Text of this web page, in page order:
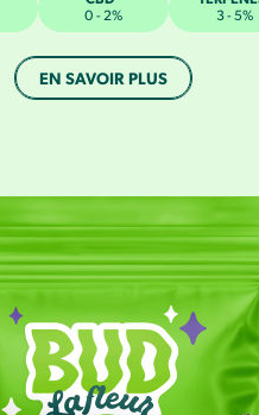
0 - 2% 3 - 5%
EN SAVOIR PLUS